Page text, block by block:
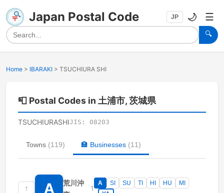
Japan Postal Code
🔍
JP 🌙 ☰
Home > IBARAKI > TSUCHIURA SHI
📮 Postal Codes in 土浦市, 茨城県
TSUCHIURASHIJIS: 08203
Towns (119) 🏣 Businesses (11)
↑ A
荒川沖
1
A SI SU TI HI HU
MI